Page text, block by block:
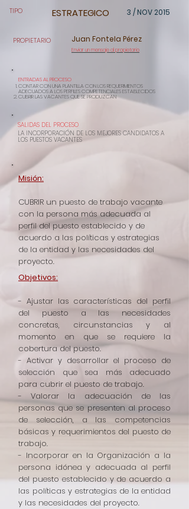
TIPO
ESTRATEGICO 3 / NOV 2015
PROPIETARIO Juan Fontela Pérez
Enviar un mensaje al propietario
ENTRADAS AL PROCESO
CONTAR CON UNA PLANTILLA CON LOS REQUERIMIENTOS
ADECUADOS A LOS PERFILES COMPETENCIALES ESTABLECIDOS
CUBRIR LAS VACANTES QUE SE PRODUZCAN
SALIDAS DEL PROCESO
LA INCORPORACIÓN DE LOS MEJORES CANDIDATOS A
LOS PUESTOS VACANTES
Misión:
CUBRIR un puesto de trabajo vacante
con la persona más adecuada al
perfil del puesto establecido y de
acuerdo a las políticas y estrategias
de la entidad y las necesidades del
proyecto.
Objetivos:
- Ajustar las características del perfil
del puesto a las necesidades
concretas, circunstancias y al
momento en que se requiere la
cobertura del puesto.
- Activar y desarrollar el proceso de
selección que sea más adecuado
para cubrir el puesto de trabajo.
- Valorar la adecuación de las
personas que se presenten al proceso
de selección, a las competencias
básicas y requerimientos del puesto de
trabajo.
- Incorporar en la Organización a la
persona idónea y adecuada al perfil
del puesto establecido y de acuerdo a
las políticas y estrategias de la entidad
y las necesidades del proyecto.